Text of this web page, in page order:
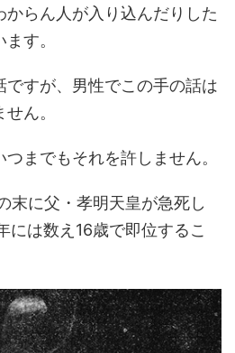
からん人が入り込んだりした
す。
ですが、男性でこの手の話は
ん。
までもそれを許しません。
末に父・孝明天皇が急死し
には数え16歳で即位するこ